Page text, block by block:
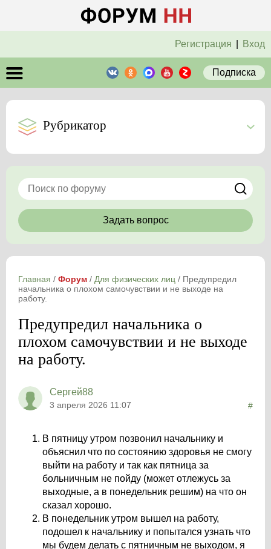
Регистрация Вход
Подписка
Рубрикатор
Задать вопрос
Главная / Форум / Для физических лиц / Предупредил
начальника о плохом самочувствии и не выходе на
работу.
Предупредил начальника о
плохом самочувствии и не выходе
на работу.
Сергей88
3 апреля 2026 11:07 #
В пятницу утром позвонил начальнику и
объяснил что по состоянию здоровья не смогу
выйти на работу и так как пятница за
больничным не пойду (может отлежусь за
выходные, а в понедельник решим) на что он
сказал хорошо.
В понедельник утром вышел на работу,
подошел к начальнику и попытался узнать что
мы будем делать с пятничным не выходом, я